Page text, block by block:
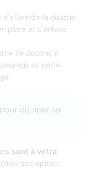
d’atteindre la douche
place et s’enlève
de douche, il
ou perte
équiper sa
sont à votre
des options.